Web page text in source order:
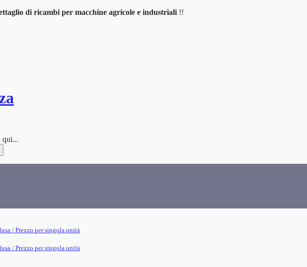
di ricambi per macchine agricole e industriali !!
qui...
/ Prezzo per singola unità
/ Prezzo per singola unità